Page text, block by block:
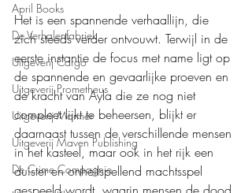
April Books
De Verhalenfabriek
Uitgeverij Cargo
Uitgeverij Prometheus
Uitgeverij Marmer
Uitgeverij Maven Publishing
De Crime Compagnie
Het is een spannende verhaallijn, die
zich steeds verder ontvouwt. Terwijl in de
eerste instantie de focus met name ligt op
de spannende en gevaarlijke proeven en
de kracht van Ayla die ze nog niet
compleet lijkt te beheersen, blijkt er
daarnaast tussen de verschillende mensen
in het kasteel, maar ook in het rijk een
duister en onheilspellend machtsspel